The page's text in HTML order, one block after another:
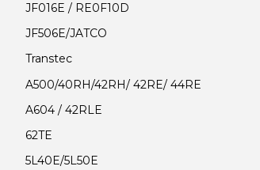
JF016E / RE0F10D
JF506E/JATCO
Transtec
A500/40RH/42RH/ 42RE/ 44RE
A604 / 42RLE
62TE
5L40E/5L50E